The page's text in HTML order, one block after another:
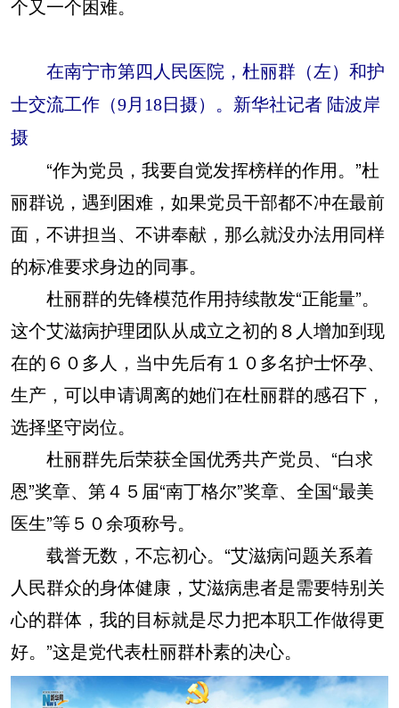
个又一个困难。
在南宁市第四人民医院，杜丽群（左）和护
士交流工作（9月18日摄）。新华社记者 陆波岸
摄
“作为党员，我要自觉发挥榜样的作用。”杜
丽群说，遇到困难，如果党员干部都不冲在最前
面，不讲担当、不讲奉献，那么就没办法用同样
的标准要求身边的同事。
杜丽群的先锋模范作用持续散发“正能量”。
这个艾滋病护理团队从成立之初的８人增加到现
在的６０多人，当中先后有１０多名护士怀孕、
生产，可以申请调离的她们在杜丽群的感召下，
选择坚守岗位。
杜丽群先后荣获全国优秀共产党员、“白求
恩”奖章、第４５届“南丁格尔”奖章、全国“最美
医生”等５０余项称号。
载誉无数，不忘初心。“艾滋病问题关系着
人民群众的身体健康，艾滋病患者是需要特别关
心的群体，我的目标就是尽力把本职工作做得更
好。”这是党代表杜丽群朴素的决心。